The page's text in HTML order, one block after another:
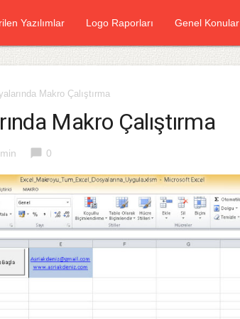
Yazılımlar Logo Raporları Genel Konular
Makro Çalıştırma
Makro Çalıştırma
chat_bubble 0